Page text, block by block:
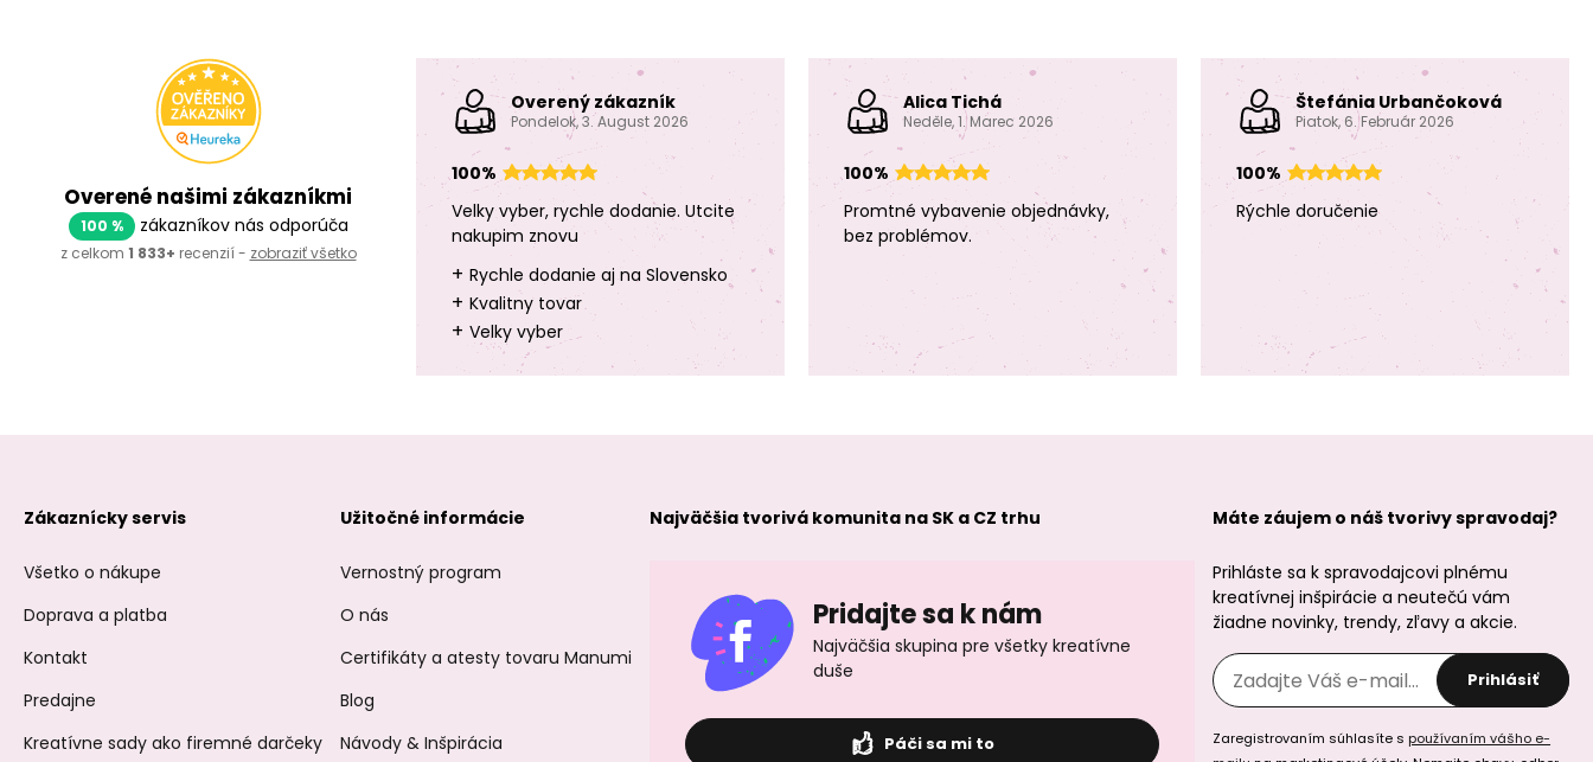
Overené našimi zákazníkmi
100 % zákazníkov nás odporúča
z celkom 1 833+ recenzií - zobraziť všetko
Overený zákazník
Pondelok, 3. August 2026
100%
Velky vyber, rychle dodanie. Utcite
nakupim znovu
+ Rychle dodanie aj na Slovensko
+ Kvalitny tovar
+ Velky vyber
Alica Tichá
Neděle, 1. Marec 2026
100%
Promtné vybavenie objednávky,
bez problémov.
Štefánia Urbančoková
Piatok, 6. Február 2026
100%
Rýchle doručenie
Zákaznícky servis
Všetko o nákupe
Doprava a platba
Kontakt
Predajne
Kreatívne sady ako firemné darčeky
Užitočné informácie
Vernostný program
O nás
Certifikáty a atesty tovaru Manumi
Blog
Návody & Inšpirácia
Najväčšia tvorivá komunita na SK a CZ trhu
Pridajte sa k nám
Najväčšia skupina pre všetky kreatívne
duše
Páči sa mi to
Máte záujem o náš tvorivy spravodaj?
Prihláste sa k spravodajcovi plnému
kreatívnej inšpirácie a neutečú vám
žiadne novinky, trendy, zľavy a akcie.
Prihlásiť
Zaregistrovaním súhlasíte s používaním vášho e-